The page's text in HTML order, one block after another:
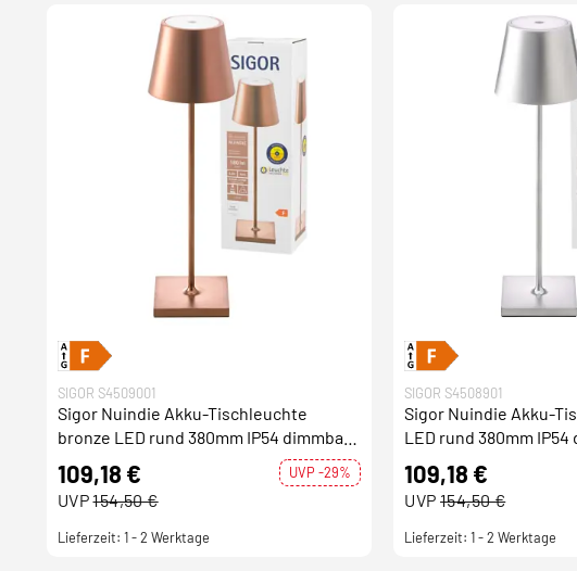
SIGOR S4509001
Sigor Nuindie Akku-Tischleuchte
bronze LED rund 380mm IP54 dimmbar
Flex-Mood Easy-Connect
109,18 € UVP -29%
UVP154,50 €
Lieferzeit: 1 - 2 Werktage
SIGOR S4508901
Sigor Nuindie Akku-
LED rund 380mm
Mood Easy-Connect
109,18 €
UVP 154,50 €
Lieferzeit: 1 - 2 Werktage